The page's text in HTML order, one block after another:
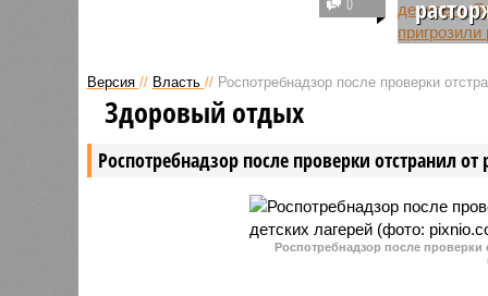
автомобильных дорог в Чувашии
частичного разрушения
дорожных конструкций талыми
водами.
дорог в
темпы
Версия // Власть // Роспотребнадзор после проверки
Роспотребнадзор после проверки отстранил
Здоровый отдых
Роспотребнадзор после проверки